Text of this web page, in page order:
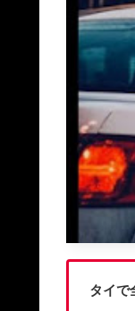
タイで